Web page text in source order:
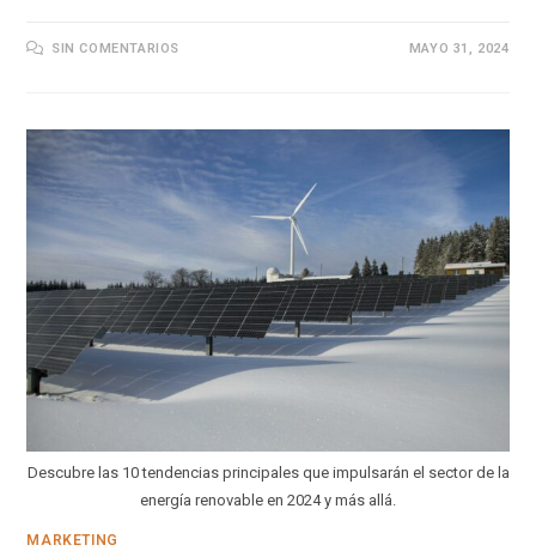
SIN COMENTARIOS MAYO 31, 2024
Descubre las 10 tendencias principales que impulsarán el sector de la
energía renovable en 2024 y más allá.
MARKETING